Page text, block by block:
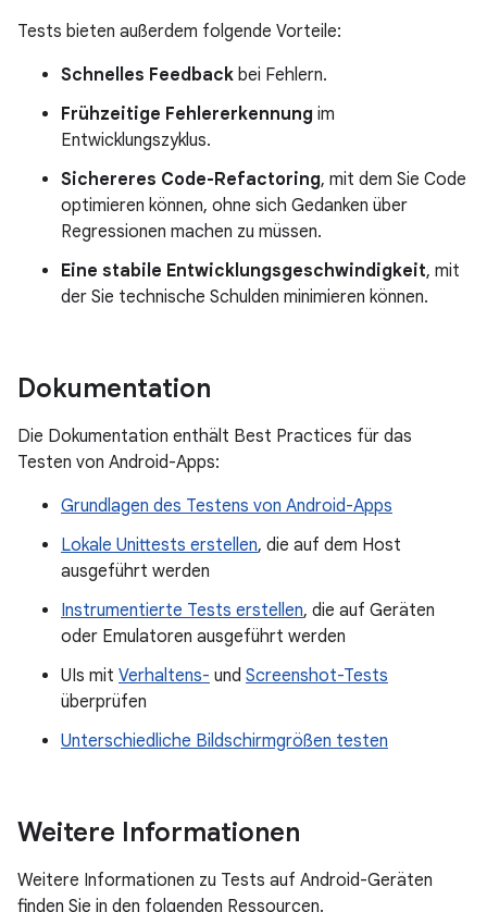
Tests bieten außerdem folgende Vorteile:
Schnelles Feedback bei Fehlern.
Frühzeitige Fehlererkennung im
Entwicklungszyklus.
Sichereres Code-Refactoring, mit dem Sie Code
optimieren können, ohne sich Gedanken über
Regressionen machen zu müssen.
Eine stabile Entwicklungsgeschwindigkeit, mit
der Sie technische Schulden minimieren können.
Dokumentation
Die Dokumentation enthält Best Practices für das
Testen von Android-Apps:
Grundlagen des Testens von Android-Apps
Lokale Unittests erstellen, die auf dem Host
ausgeführt werden
Instrumentierte Tests erstellen, die auf Geräten
oder Emulatoren ausgeführt werden
UIs mit Verhaltens- und Screenshot-Tests
überprüfen
Unterschiedliche Bildschirmgrößen testen
Weitere Informationen
Weitere Informationen zu Tests auf Android-Geräten
finden Sie in den folgenden Ressourcen.